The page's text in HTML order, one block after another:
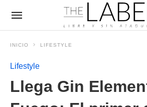
INICIO LIFESTYLE
Lifestyle
Llega Gin